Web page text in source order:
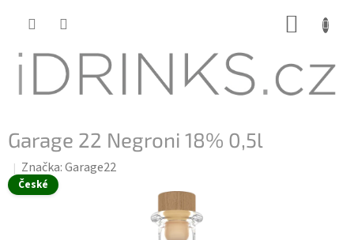
Garage 22 Negroni 18% 0,5l
České
Značka:Garage22